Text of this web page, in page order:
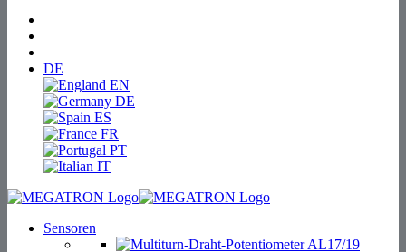
DE
EN
DE
ES
FR
PT
IT
Sensoren